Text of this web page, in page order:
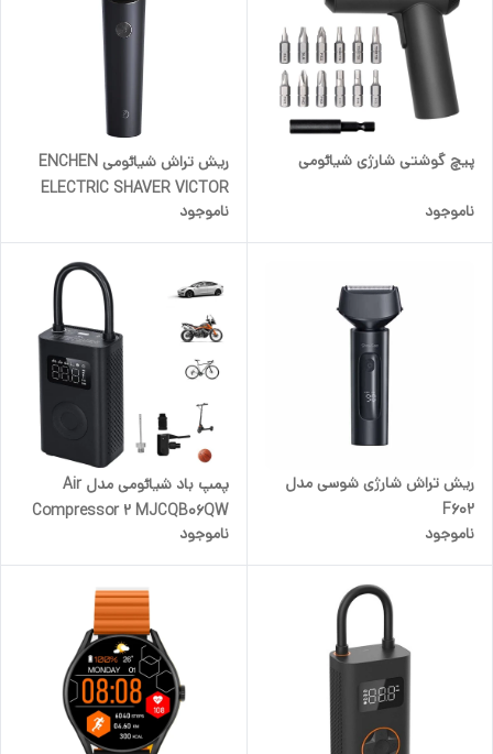
پیچ گوشتی شارژی شیائومی
ناموجود
ریش تراش شیائومی ENCHEN
ELECTRIC SHAVER VICTOR
ناموجود
ریش تراش شارژی شوسی مدل
F602
ناموجود
پمپ باد شیائومی مدل Air
Compressor 2 MJCQB06QW
ناموجود